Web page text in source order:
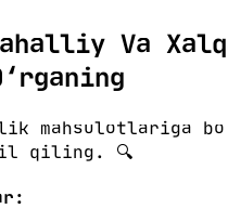
Va
mahsulotlariga
qiling. 🔍